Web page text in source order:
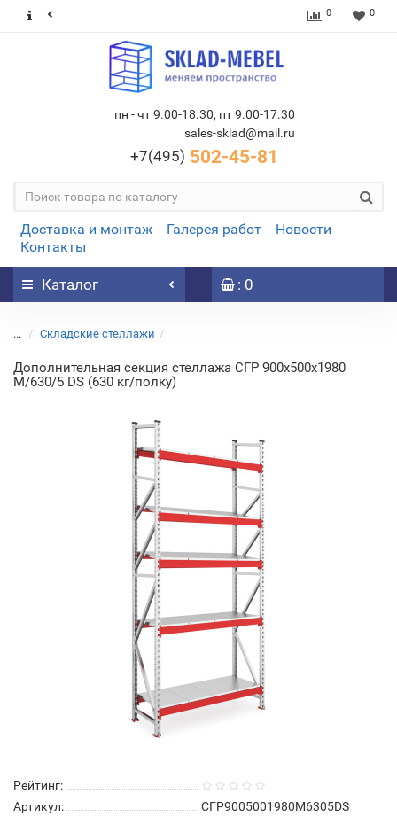
0 0
пн - чт 9.00-18.30, пт 9.00-17.30
sales-sklad@mail.ru
+7(495) 502-45-81
Доставка и монтаж Галерея работ
Новости
Контакты
Каталог : 0
... Складские стеллажи
Дополнительная секция стеллажа СГР 900х500х1980
M/630/5 DS (630 кг/полку)
Рейтинг:
Артикул:
СГР9005001980M6305DS